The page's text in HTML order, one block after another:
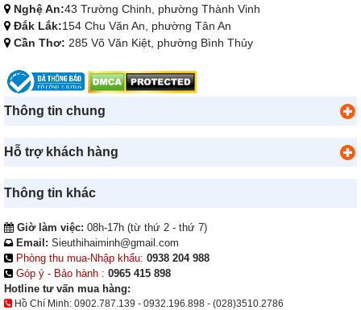
Nghệ An:43 Trường Chinh, phường Thành Vinh
Đắk Lắk:154 Chu Văn An, phường Tân An
Cần Thơ: 285 Võ Văn Kiệt, phường Bình Thủy
Thông tin chung
Hỗ trợ khách hàng
Thông tin khác
Giờ làm việc: 08h-17h (từ thứ 2 - thứ 7)
Email: Sieuthihaiminh@gmail.com
Phòng thu mua-Nhập khẩu: 0938 204 988
Góp ý - Bảo hành : 0965 415 898
Hotline tư vấn mua hàng:
Hồ Chí Minh: 0902.787.139 - 0932.196.898 - (028)3510.2786